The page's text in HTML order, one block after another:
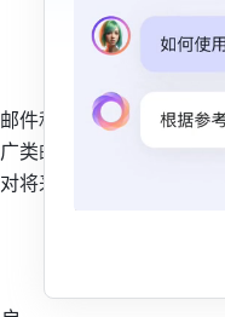
件和其
类邮件
将来新
本篇目录
二、操